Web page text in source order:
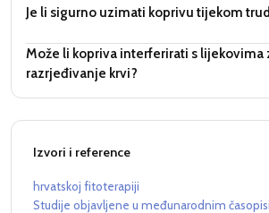
Je li sigurno uzimati koprivu tijekom
Može li kopriva interferirati s lijekovima
razrjeđivanje krvi?
Izvori i reference
hrvatskoj fitoterapiji
Studije objavljene u međunarodnim